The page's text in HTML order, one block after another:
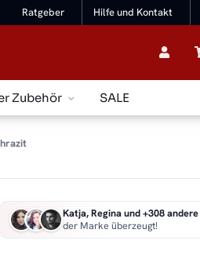
Ratgeber Hilfe und Kontakt
Zubehör SALE
Katja, Regina und +308 andere
der Marke überzeugt!